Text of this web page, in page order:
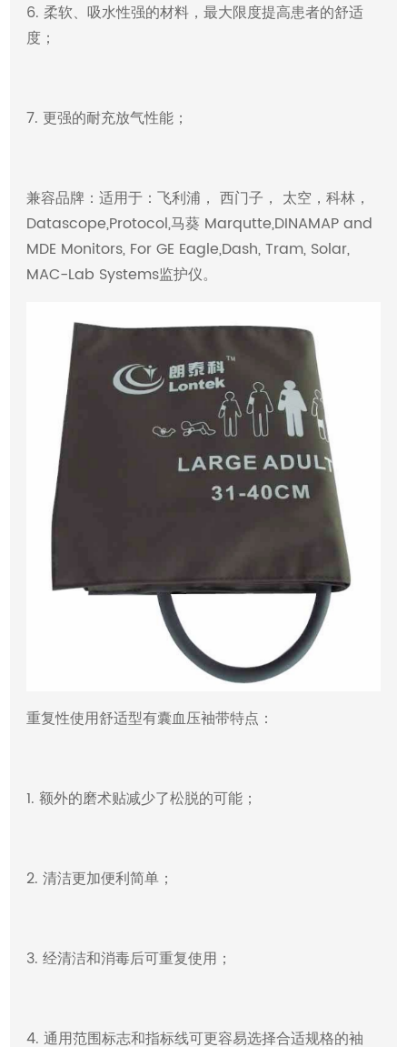
6. 柔软、吸水性强的材料，最大限度提高患者的舒适
度；
7. 更强的耐充放气性能；
兼容品牌：适用于：飞利浦， 西门子， 太空，科林，
Datascope,Protocol,马葵 Marqutte,DINAMAP and
MDE Monitors, For GE Eagle,Dash, Tram, Solar,
MAC-Lab Systems监护仪。
重复性使用舒适型有囊血压袖带特点：
1. 额外的磨术贴减少了松脱的可能；
2. 清洁更加便利简单；
3. 经清洁和消毒后可重复使用；
4. 通用范围标志和指标线可更容易选择合适规格的袖